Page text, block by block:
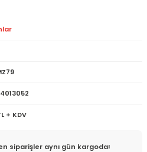
+ KDV
siparişler aynı gün kargoda!